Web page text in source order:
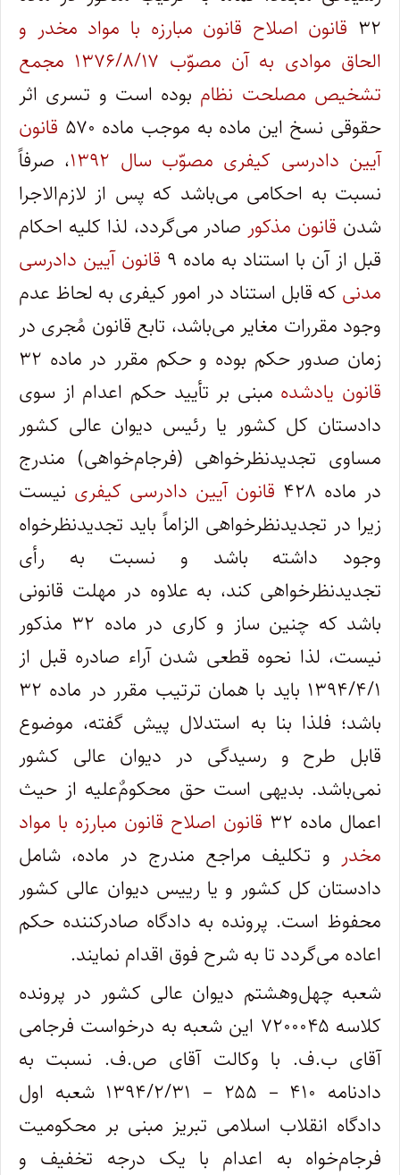
۳۲ قانون اصلاح قانون مبارزه با مواد مخدر و
الحاق موادی به آن مصوّب ۱۳۷۶/۸/۱۷ مجمع
تشخیص مصلحت نظام بوده است و تسری اثر
حقوقی نسخ این ماده به موجب ماده ۵۷۰
قانون
آیین دادرسی کیفری مصوّب سال ۱۳۹۲
، صرفاً
نسبت به احکامی می‌باشد که پس از لازم‌الاجرا
شدن قانون مذکور صادر می‌گردد، لذا کلیه احکام
قبل از آن با استناد به ماده ۹
قانون آیین دادرسی
مدنی که قابل استناد در امور کیفری به لحاظ عدم
وجود مقررات مغایر می‌باشد، تابع قانون مُجری در
زمان صدور حکم بوده و حکم مقرر در ماده ۳۲
قانون یادشده مبنی بر تأیید حکم اعدام از سوی
دادستان کل کشور یا رئیس دیوان‌ عالی ‌کشور
مساوی تجدیدنظرخواهی (فرجام‌خواهی) مندرج
در ماده ۴۲۸
قانون آیین دادرسی کیفری نیست
زیرا در تجدیدنظرخواهی الزاماً باید تجدیدنظرخواه
وجود داشته باشد و نسبت به رأی
تجدیدنظرخواهی کند، به علاوه در مهلت قانونی
باشد که چنین ساز و کاری در ماده ۳۲ مذکور
نیست، لذا نحوه قطعی شدن آراء صادره قبل از
۱۳۹۴/۴/۱ باید با همان ترتیب مقرر در ماده ۳۲
باشد؛ فلذا بنا به استدلال پیش گفته، موضوع
قابل طرح و رسیدگی در دیوان عالی کشور
نمی‌باشد. بدیهی است حق محکوم‌ٌعلیه از حیث
اعمال ماده ۳۲
قانون اصلاح قانون مبارزه با مواد
مخدر و تکلیف مراجع مندرج در ماده، شامل
دادستان کل کشور و یا رییس دیوان عالی کشور
محفوظ است. پرونده به دادگاه صادرکننده حکم
اعاده می‌گردد تا به شرح فوق اقدام نمایند.
شعبه چهل‌وهشتم دیوان‌ عالی‌ کشور در پرونده
کلاسه ۷۲۰۰۰۴۵ این شعبه به درخواست فرجامی
آقای ب.ف. با وکالت آقای ص.ف. نسبت به
دادنامه ۴۱۰ – ۲۵۵ – ۱۳۹۴/۲/۳۱ شعبه اول
دادگاه ‌انقلاب اسلامی تبریز مبنی بر محکومیت
فرجام‌خواه به اعدام با یک ‌درجه تخفیف و